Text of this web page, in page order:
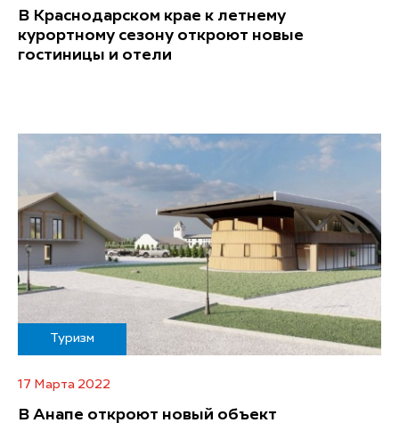
В Краснодарском крае к летнему
курортному сезону откроют новые
гостиницы и отели
Туризм
17 Марта 2022
В Анапе откроют новый объект